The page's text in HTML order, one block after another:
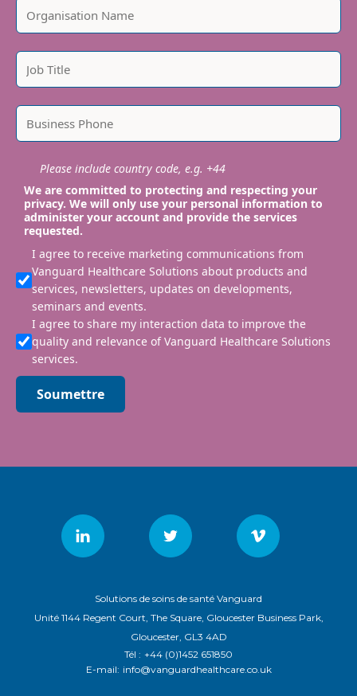
Please include country code, e.g. +44
We are committed to protecting and respecting your
privacy. We will only use your personal information to
administer your account and provide the services
requested.
I agree to receive marketing communications from
Vanguard Healthcare Solutions about products and
services, newsletters, updates on developments,
seminars and events.
I agree to share my interaction data to improve the
quality and relevance of Vanguard Healthcare Solutions
services.
Soumettre
Solutions de soins de santé Vanguard
Unité 1144 Regent Court, The Square, Gloucester Business Park,
Gloucester, GL3 4AD
Tél : +44 (0)1452 651850
E-mail: info@vanguardhealthcare.co.uk